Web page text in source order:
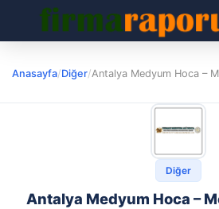
Anasayfa/Diğer/Antalya Medyum Hoca –
Diğer
Antalya Medyum Hoca –